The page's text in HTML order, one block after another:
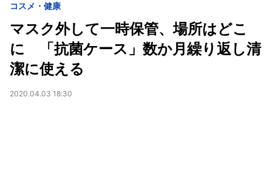
コスメ・健康
マスク外して一時保管、場所はどこ
に 「抗菌ケース」数か月繰り返し清
潔に使える
2020.04.03 18:30